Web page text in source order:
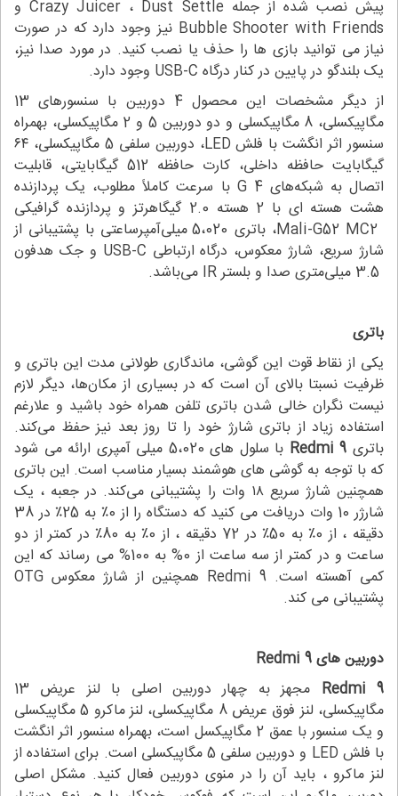
پیش نصب شده از جمله Crazy Juicer ، Dust Settle و
Bubble Shooter with Friends نیز وجود دارد که در صورت
نیاز می توانید بازی ها را حذف یا نصب کنید. در مورد صدا نیز،
یک بلندگو در پایین در کنار درگاه USB-C وجود دارد.
از دیگر مشخصات این محصول 4 دوربین با سنسورهای 13
مگاپیکسلی، 8 مگاپیکسلی و دو دوربین 5 و 2 مگاپیکسلی، بهمراه
سنسور اثر انگشت با فلش LED، دوربین سلفی 5 مگاپیکسلی، ۶۴
گیگابایت حافظه داخلی، کارت حافظه 512 گیگابایتی، قابلیت
اتصال به شبکه­‌های 4 G با سرعت کاملاً مطلوب، یک پردازنده
هشت هسته ای با 2 هسته 2.0 گیگاهرتز و پردازنده گرافیکی
Mali-G52 MC2، باتری 5،020 میلی‌آمپرساعتی با پشتیبانی از
شارژ سریع، شارژ معکوس، درگاه ارتباطی USB-C و جک هدفون
باتری
یکی از نقاط قوت این گوشی، ماندگاری طولانی مدت این باتری و
ظرفیت نسبتا بالای آن است که در بسیاری از مکان‌ها، دیگر لازم
نیست نگران خالی شدن باتری تلفن همراه خود باشید و علارغم
استفاده زیاد از باتری شارژ خود را تا روز بعد نیز حفظ می‌کند.
باتری Redmi 9
با سلول های 5،020 میلی آمپری ارائه می شود
که با توجه به گوشی های هوشمند بسیار مناسب است. این باتری
همچنین شارژ سریع ۱۸ وات را پشتیبانی می‌‌کند. در جعبه ، یک
شارژر 10 وات دریافت می کنید که دستگاه را از 0٪ به 25٪ در 38
دقیقه ، از 0٪ به 50٪ در 72 دقیقه ، از 0٪ به 80٪ در کمتر از دو
ساعت و در کمتر از سه ساعت از 0% به 100% می رساند که این
کمی آهسته است. Redmi 9 همچنین از شارژ معکوس OTG
پشتیبانی می کند.
دوربین هایRedmi 9
Redmi 9
مجهز به چهار دوربین اصلی با لنز عریض 13
مگاپیکسلی، لنز فوق عریض 8 مگاپیکسلی، لنز ماکرو 5 مگاپیکسلی
و یک سنسور با عمق 2 مگاپیکسل است، بهمراه سنسور اثر انگشت
با فلش LED و دوربین سلفی 5 مگاپیکسلی است. برای استفاده از
لنز ماکرو ، باید آن را در منوی دوربین فعال کنید. مشکل اصلی